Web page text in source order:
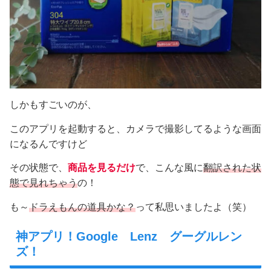
しかもすごいのが、
このアプリを起動すると、カメラで撮影してるような画面
になるんですけど
その状態で、 商品を見るだけで、こんな風に翻訳された状
態で見れちゃうの！
も～ドラえもんの道具かな？って私思いましたよ（笑）
神アプリ！Google Lenz グーグルレン
ズ！